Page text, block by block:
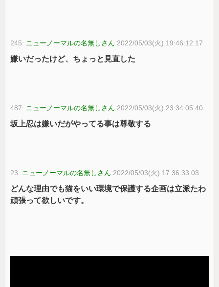
245: ニューノーマルの名無しさん 2022/05/03(火) 19:46:12.17
嫌いだったけど、ちょっと見直した
487: ニューノーマルの名無しさん 2022/05/03(火) 23:34:05.40
坂上忍は嫌いだがやってる事は尊敬する
23: ニューノーマルの名無しさん 2022/05/03(火) 17:36:33.03
どんな理由でも猫をいい環境で保護する企画は立派たわ
頑張って欲しいです。